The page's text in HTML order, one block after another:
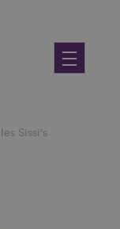
Sissi's